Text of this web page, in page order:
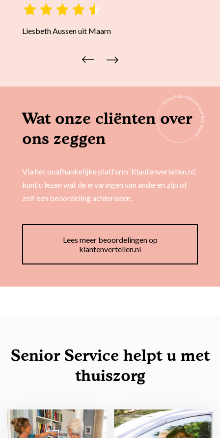
Liesbeth Aussen uit Maarn
Wat onze cliënten over
ons zeggen
Via het onafhankelijke platform ‘Klantenvertellen.nl’,
kunt u lezen wat de ervaringen van anderen zijn of
zelf een beoordeling achterlaten.
Lees meer beoordelingen op
klantenvertellen.nl
Senior Service helpt u met
thuiszorg